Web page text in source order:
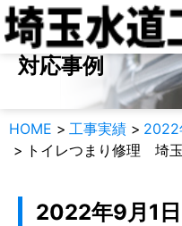
つまり、水漏れ、給湯
対応事例
HOME 工事実績 2022
トイレつまり修理 埼
2022年9月1日